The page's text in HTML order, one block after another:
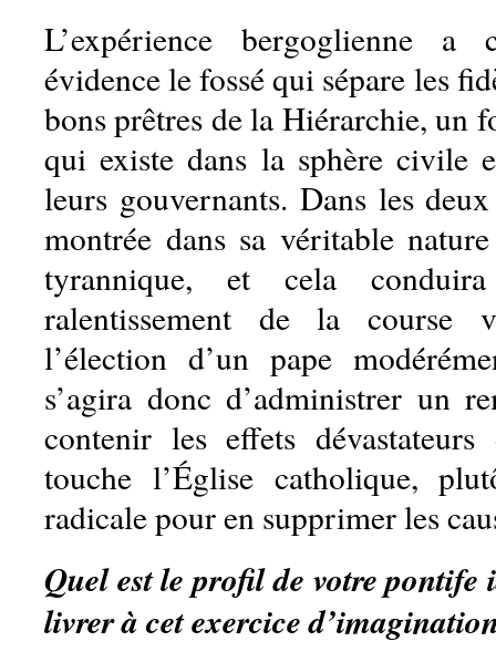
L’expérience bergoglienne a
évidence le fossé qui sépare les
bons prêtres de la Hiérarchie, un
qui existe dans la sphère civile
leurs gouvernants. Dans les
montrée dans sa véritable
tyrannique, et cela
ralentissement de la course
l’élection d’un pape
s’agira donc d’administrer un
contenir les effets
touche l’Église catholique,
radicale pour en supprimer les
Quel est le profil de votre pontife
livrer à cet exercice